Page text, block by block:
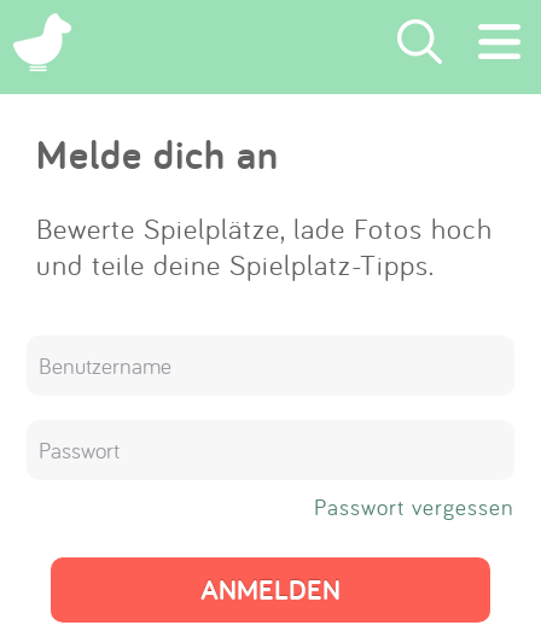
×
Suchen
Eintragen
App
Melde dich an
Bewerte Spielplätze, lade Fotos hoch
und teile deine Spielplatz-Tipps.
Passwort vergessen